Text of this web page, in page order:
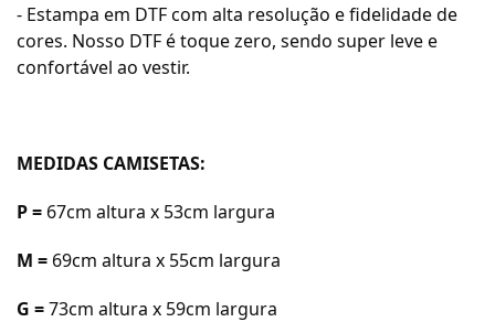
- Estampa em DTF com alta resolução e fidelidade de
cores. Nosso DTF é toque zero, sendo super leve e
confortável ao vestir.
MEDIDAS CAMISETAS:
P = 67cm altura x 53cm largura
M = 69cm altura x 55cm largura
G =73cm altura x 59cm largura